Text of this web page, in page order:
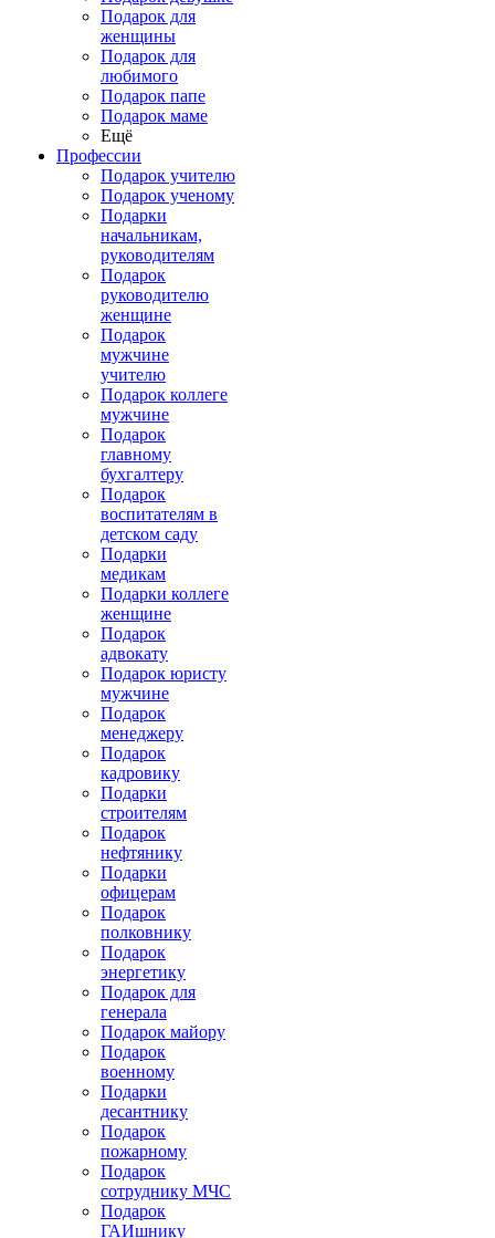
Подарок для
женщины
Подарок для
любимого
Подарок папе
Подарок маме
Ещё
Профессии
Подарок учителю
Подарок ученому
Подарки
начальникам,
руководителям
Подарок
руководителю
женщине
Подарок
мужчине
учителю
Подарок коллеге
мужчине
Подарок
главному
бухгалтеру
Подарок
воспитателям в
детском саду
Подарки
медикам
Подарки коллеге
женщине
Подарок
адвокату
Подарок юристу
мужчине
Подарок
менеджеру
Подарок
кадровику
Подарки
строителям
Подарок
нефтянику
Подарки
офицерам
Подарок
полковнику
Подарок
энергетику
Подарок для
генерала
Подарок майору
Подарок
военному
Подарки
десантнику
Подарок
пожарному
Подарок
сотруднику МЧС
Подарок
ГАИшнику